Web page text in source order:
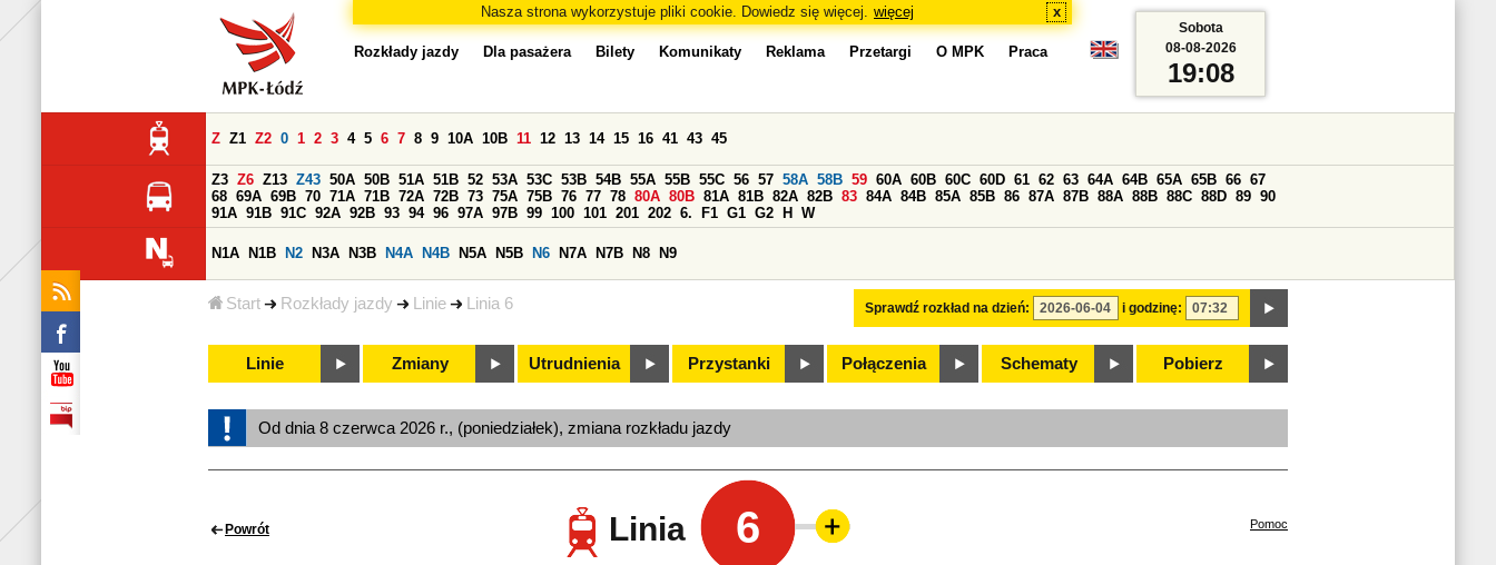
Nasza strona wykorzystuje pliki cookie. Dowiedz się więcej. więcej x
Start Rozkłady jazdy Linie Linia 6
Rozkłady jazdy Dla pasażera Bilety Komunikaty Reklama Przetargi O MPK Praca
Sprawdź rozkład na dzień: i godzinę:
Z Z1 Z2 0 1 2 3 4 5 6 7 8 9 10A 10B 11 12 13 14 15 16 41 43 45
Z3 Z6 Z13 Z43 50A 50B 51A 51B 52 53A 53C 53B 54B 55A 55B 55C 56 57 58A 58B 59 60A 60B 60C 60D 61 62 63 64A 64B 65A 65B 66 67
68 69A 69B 70 71A 71B 72A 72B 73 75A 75B 76 77 78 80A 80B 81A 81B 82A 82B 83 84A 84B 85A 85B 86 87A 87B 88A 88B 88C 88D 89 90
91A 91B 91C 92A 92B 93 94 96 97A 97B 99 100 101 201 202 6. F1 G1 G2 H W
N1A N1B N2 N3A N3B N4A N4B N5A N5B N6 N7A N7B N8 N9
Linie Zmiany Utrudnienia Przystanki Połączenia Schematy Pobierz
Sobota
08-08-2026
19:08
Od dnia 8 czerwca 2026 r., (poniedziałek), zmiana rozkładu jazdy
Powrót Linia 6 Pomoc